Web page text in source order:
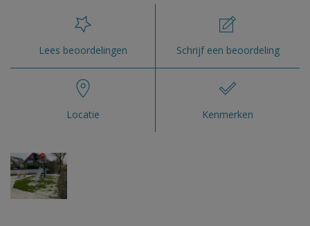
Lees beoordelingen Schrijf een beoordeling
Locatie Kenmerken